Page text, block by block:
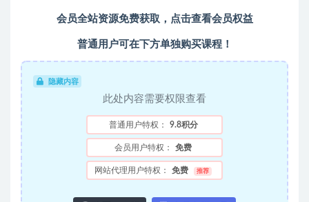
会员全站资源免费获取，点击查看会员权益
普通用户可在下方单独购买课程！
隐藏内容
此处内容需要权限查看
普通用户特权： 9.8积分
会员用户特权： 免费
网站代理用户特权： 免费 推荐